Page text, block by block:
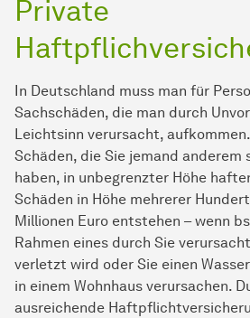
Private
In Deutschland muss man für
Sachschäden, die man durch
Leichtsinn verursacht,
Schäden, die Sie jemand
haben, in unbegrenzter Höhe
Schäden in Höhe mehrerer
Millionen Euro entstehen – wenn
Rahmen eines durch Sie
verletzt wird oder Sie einen
in einem Wohnhaus verursachen.
ausreichende